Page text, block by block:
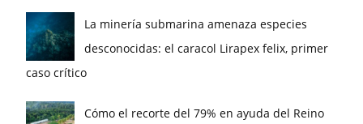
La minería submarina amenaza especies
desconocidas: el caracol Lirapex felix, primer
caso crítico
Cómo el recorte del 79% en ayuda del Reino